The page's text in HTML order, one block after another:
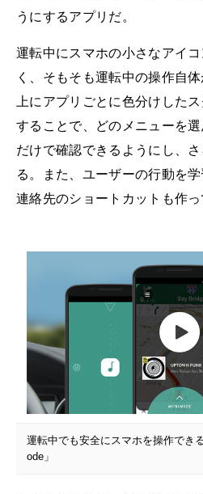
うにするアプリだ。
運転中にスマホの小さなアイ
く、そもそも運転中の操作自
上にアプリごとに色分けした
することで、どのメニューを
だけで確認できるようにし、
る。また、ユーザーの行動を
連絡先のショートカットも作っ
運転中でも安全にスマホを操作でき
ode」